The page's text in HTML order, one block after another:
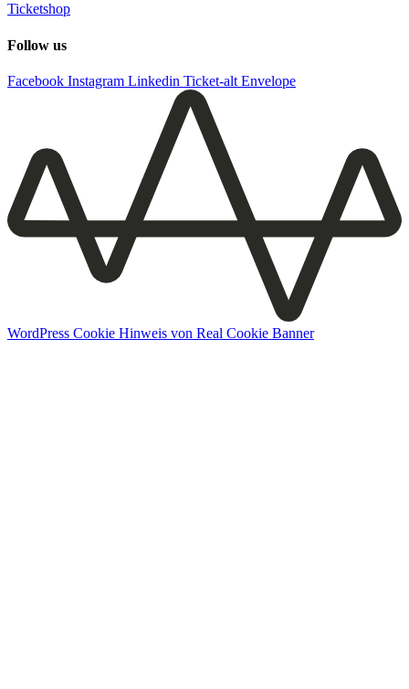
Ticketshop
Follow us
Facebook Instagram Linkedin Ticket-alt Envelope
WordPress Cookie Hinweis von Real Cookie Banner